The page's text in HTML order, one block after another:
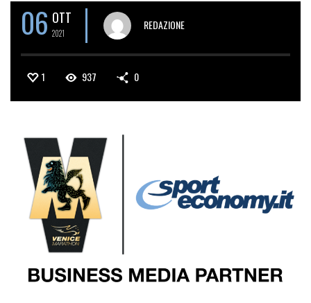
06 OTT
2021
REDAZIONE
1 937 0